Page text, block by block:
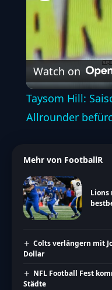
Watch on
Taysom Hill:
Allrounder
Mehr von FootballR
Lions
Colts verlängern mit
Dollar
NFL Football Fest
Städte